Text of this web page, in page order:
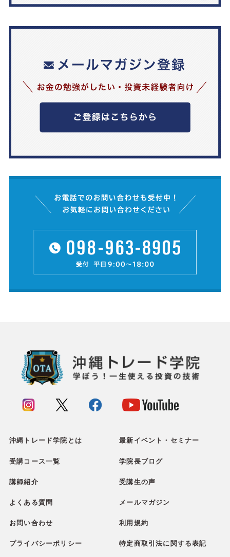
沖縄トレード学院とは 最新イベント・セミナー
受講コース一覧 学院長ブログ
講師紹介 受講生の声
よくある質問 メールマガジン
お問い合わせ 利用規約
プライバシーポリシー 特定商取引法に関する表記